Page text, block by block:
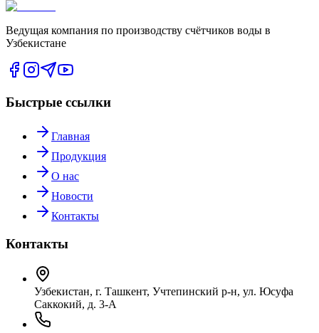
Ведущая компания по производству счётчиков воды в
Узбекистане
Быстрые ссылки
Главная
Продукция
О нас
Новости
Контакты
Контакты
Узбекистан, г. Ташкент, Учтепинский р-н, ул. Юсуфа
Саккокий, д. 3-А